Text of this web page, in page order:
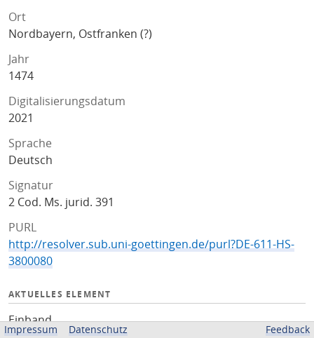
Ort
Nordbayern, Ostfranken (?)
Jahr
1474
Digitalisierungsdatum
2021
Sprache
Deutsch
Signatur
2 Cod. Ms. jurid. 391
PURL
http://resolver.sub.uni-goettingen.de/purl?DE-611-HS-
3800080
AKTUELLES ELEMENT
Einband
Impressum Datenschutz Feedback